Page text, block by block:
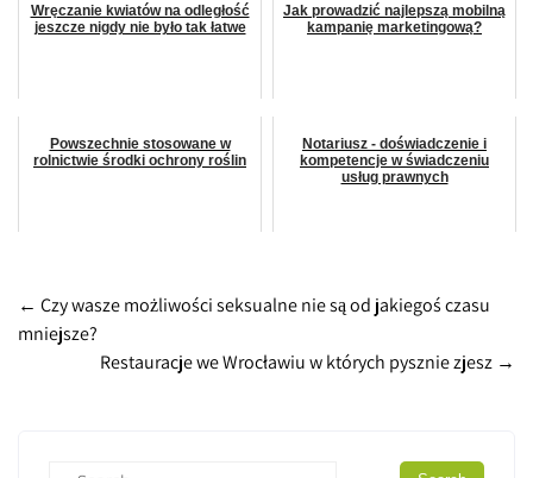
Wręczanie kwiatów na odległość
jeszcze nigdy nie było tak łatwe
Jak prowadzić najlepszą mobilną
kampanię marketingową?
Powszechnie stosowane w
rolnictwie środki ochrony roślin
Notariusz - doświadczenie i
kompetencje w świadczeniu
usług prawnych
Post
navigation
← Czy wasze możliwości seksualne nie są od jakiegoś czasu
mniejsze?
Restauracje we Wrocławiu w których pysznie zjesz →